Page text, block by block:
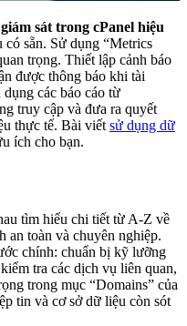
sát trong cPanel hiệu
sẵn. Sử dụng “Metrics
trọng. Thiết lập cảnh báo
được thông báo khi tài
các báo cáo từ
truy cập và đưa ra quyết
thực tế. Bài viết sử dụng dữ
ích cho bạn.
tìm hiểu chi tiết từ A-Z về
an toàn và chuyên nghiệp.
chính: chuẩn bị kỹ lưỡng
tra các dịch vụ liên quan,
trong mục “Domains” của
tin và cơ sở dữ liệu còn sót